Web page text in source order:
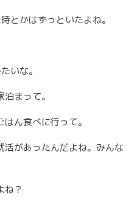
とかはずっといたよね。
いな。
まって。
ん食べに行って。
活があったんだよね。みんな
ね？